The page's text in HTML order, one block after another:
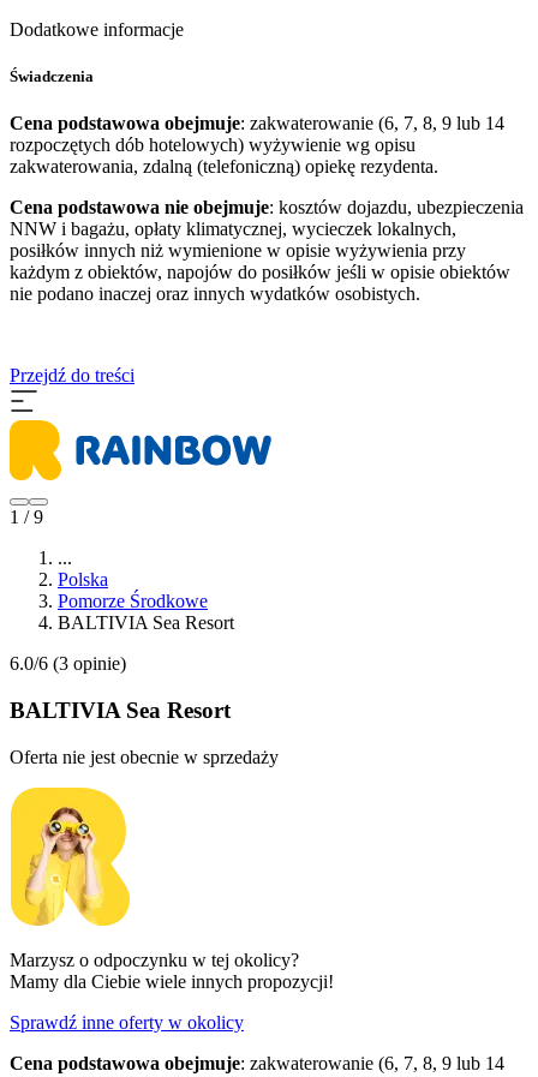
Dodatkowe informacje
Świadczenia
Cena podstawowa obejmuje: zakwaterowanie (6, 7, 8, 9 lub 14
rozpoczętych dób hotelowych) wyżywienie wg opisu
zakwaterowania, zdalną (telefoniczną) opiekę rezydenta.
Cena podstawowa nie obejmuje: kosztów dojazdu, ubezpieczenia
NNW i bagażu, opłaty klimatycznej, wycieczek lokalnych,
posiłków innych niż wymienione w opisie wyżywienia przy
każdym z obiektów, napojów do posiłków jeśli w opisie obiektów
nie podano inaczej oraz innych wydatków osobistych.
Przejdź do treści
1 / 9
...
Polska
Pomorze Środkowe
BALTIVIA Sea Resort
6.0/6 (3 opinie)
BALTIVIA Sea Resort
Oferta nie jest obecnie w sprzedaży
Marzysz o odpoczynku w tej okolicy?
Mamy dla Ciebie wiele innych propozycji!
Sprawdź inne oferty w okolicy
Cena podstawowa obejmuje: zakwaterowanie (6, 7, 8, 9 lub 14